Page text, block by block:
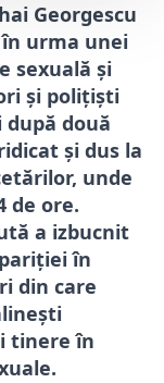
Georgescu
urma unei
sexuală și
și polițiști
după două
și dus la
unde
de ore.
a izbucnit
în
din care
tinere în